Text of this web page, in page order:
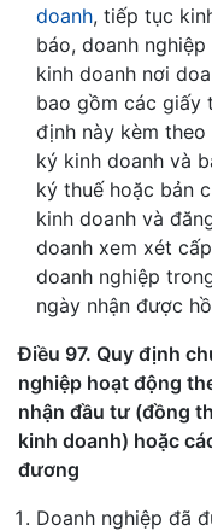
doanh, tiếp tục
báo, doanh
kinh doanh nơi
bao gồm các giấy
định này kèm theo
ký kinh doanh và
ký thuế hoặc bản
kinh doanh và
doanh xem xét
doanh nghiệp
ngày nhận được
Điều 97. Quy định
nghiệp hoạt động
nhận đầu tư (đồng
kinh doanh) hoặc
đương
Doanh nghiệp đã